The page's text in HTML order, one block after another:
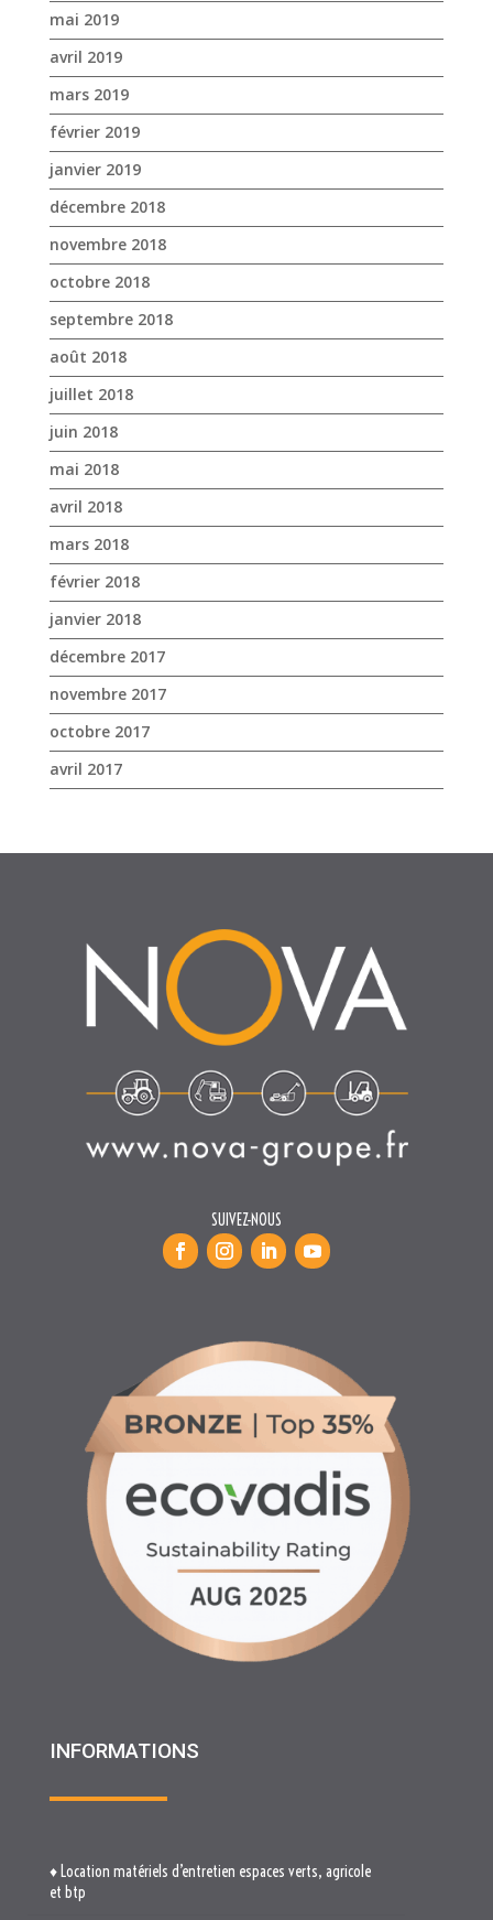
mai 2019
avril 2019
mars 2019
février 2019
janvier 2019
décembre 2018
novembre 2018
octobre 2018
septembre 2018
août 2018
juillet 2018
juin 2018
mai 2018
avril 2018
mars 2018
février 2018
janvier 2018
décembre 2017
novembre 2017
octobre 2017
avril 2017
SUIVEZ-NOUS
INFORMATIONS
♦ Location matériels d’entretien espaces verts, agricole
et btp